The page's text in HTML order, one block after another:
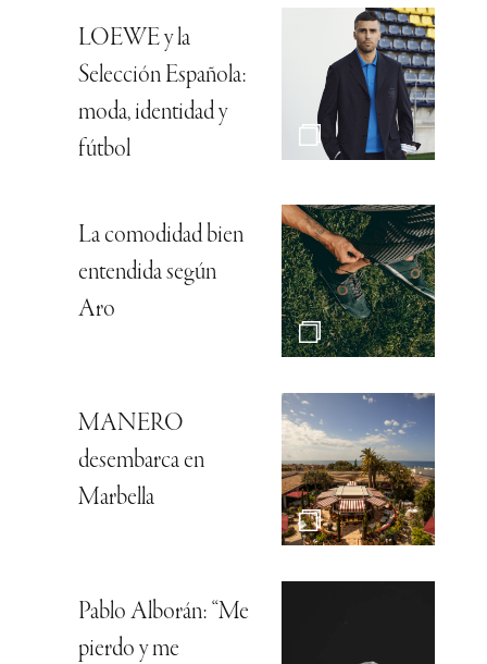
LOEWE y la
Selección Española:
moda, identidad y
fútbol
La comodidad bien
entendida según
Aro
MANERO
desembarca en
Marbella
Pablo Alborán: “Me
pierdo y me